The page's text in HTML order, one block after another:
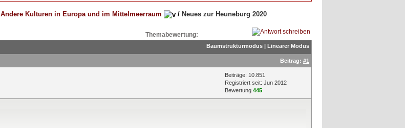
Andere Kulturen in Europa und im Mittelmeerraum / Neues zur Heuneburg 2020
Themabewertung:
Baumstrukturmodus | Linearer Modus
Beitrag: #1
Beiträge: 10.851
Registriert seit: Jun 2012
Bewertung 445